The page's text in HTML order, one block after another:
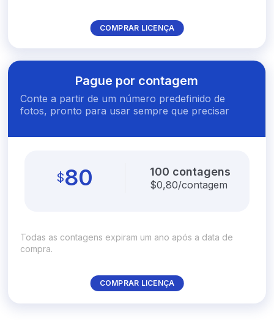
COMPRAR LICENÇA
Pague por contagem
Conte a partir de um número predefinido de
fotos, pronto para usar sempre que precisar
$80 100 contagens
$0,80/contagem
Todas as contagens expiram um ano após a data de
compra.
COMPRAR LICENÇA